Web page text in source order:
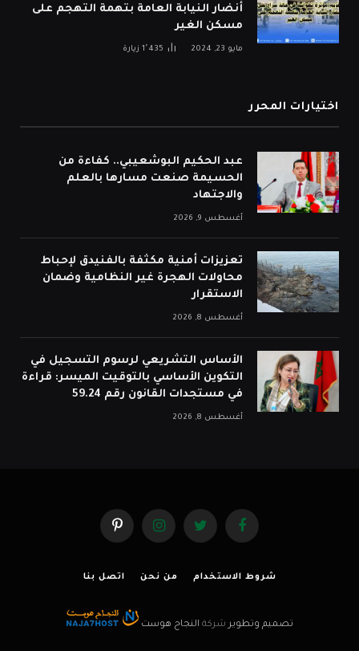
أنضار النيابة العامة بتهمة التهجم على
مسكن الغير
مايو 23, 2024 1٬435 زيارة
اختيارات المحرر
عبد الحكيم البوشعيبي.. كفاءة من
الحسيمة صنعت مسارها بالعلم
والاجتهاد
أغسطس 9, 2026
تعزيزات أمنية مكثفة بالفنيدق لإحباط
محاولات الهجرة غير النظامية وضمان
الاستقرار
أغسطس 8, 2026
الأساس التشريعي لرسوم التسجيل في
التكوين الأساسي بالتوقيت الميسر: قراءة
في مستجدات القانون رقم 59.24
أغسطس 8, 2026
فيسبوك تويتر الانستغرامبينتيريست
شروط الاستخدام من نحن اتصل بنا
تصميم وتطوير شركة النجاح هوست